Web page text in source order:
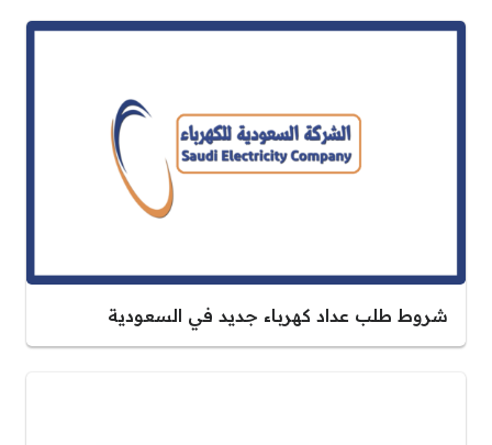
شروط طلب عداد كهرباء جديد في السعودية